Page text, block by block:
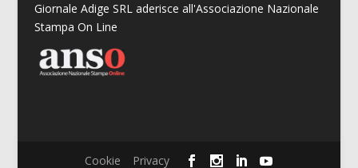
Giornale Adige SRL aderisce all'Associazione Nazionale
Stampa On Line
Cookie Privacy